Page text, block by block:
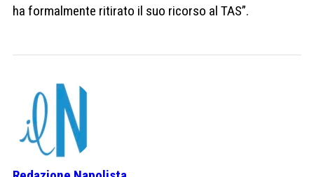
ha formalmente ritirato il suo ricorso al TAS”.